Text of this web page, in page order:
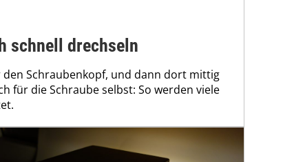
schnell drechseln
den Schraubenkopf, und dann dort mittig
für die Schraube selbst: So werden viele